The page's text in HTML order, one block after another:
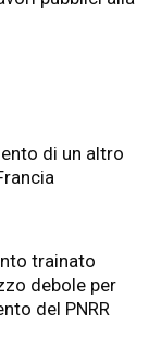
di un altro
trainato
debole per
del PNRR